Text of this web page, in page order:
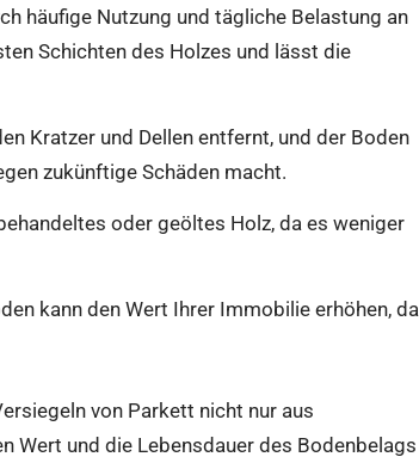
häufige Nutzung und tägliche Belastung an
Schichten des Holzes und lässt die
Kratzer und Dellen entfernt, und der Boden
zukünftige Schäden macht.
oder geöltes Holz, da es weniger
kann den Wert Ihrer Immobilie erhöhen, da
von Parkett nicht nur aus
Wert und die Lebensdauer des Bodenbelags